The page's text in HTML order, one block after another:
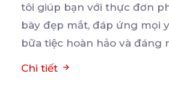
tôi giúp bạn với thực đơn
bày đẹp mắt, đáp ứng mọi
bữa tiệc hoàn hảo và đáng
Chi tiết